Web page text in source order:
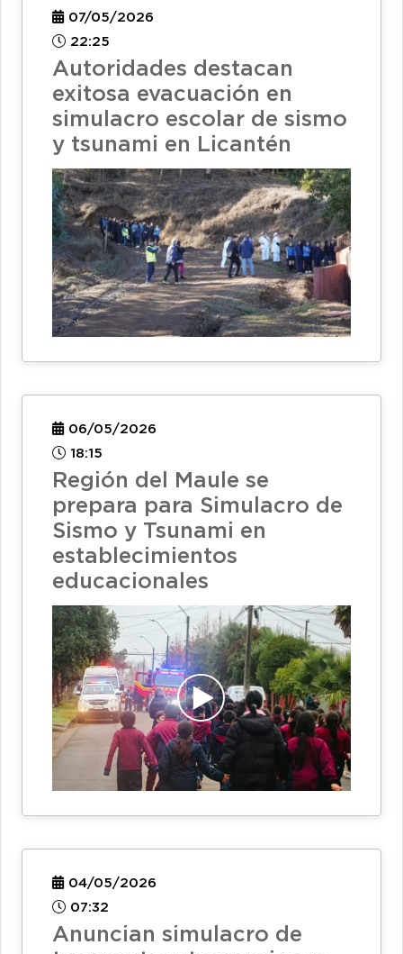
07/05/2026
22:25
Autoridades destacan
exitosa evacuación en
simulacro escolar de sismo
y tsunami en Licantén
06/05/2026
18:15
Región del Maule se
prepara para Simulacro de
Sismo y Tsunami en
establecimientos
educacionales
04/05/2026
07:32
Anuncian simulacro de